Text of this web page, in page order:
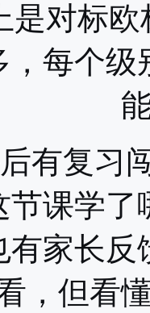
是对标
，每个
有复习
课学
家长
，但看